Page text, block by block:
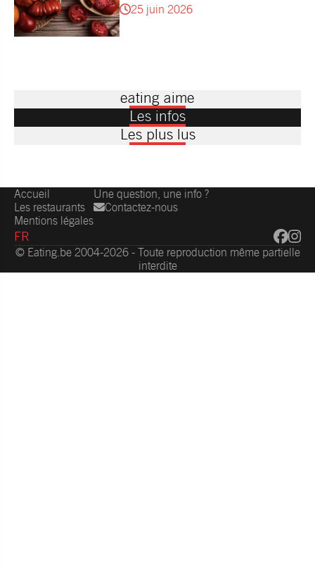
25 juin 2026
eating aime
Les infos
Les plus lus
Accueil
Les restaurants
Mentions légales
Une question, une info ?
Contactez-nous
FR
© Eating.be 2004-2026 - Toute reproduction même partielle
interdite